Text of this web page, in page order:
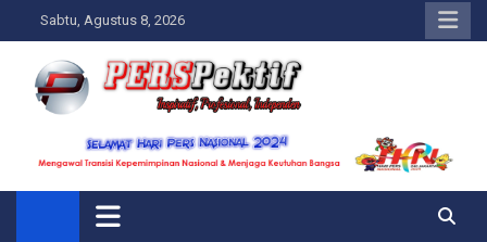
to
content
Sabtu, Agustus 8, 2026
Perspektif.today
Ispiratif Profesional Independen